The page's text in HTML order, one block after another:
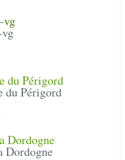
Périgord
Dordogne